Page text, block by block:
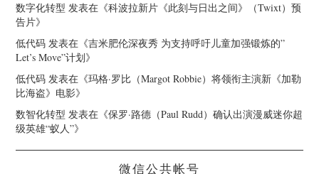
数字化转型 发表在《科波拉新片《此刻与日出之间》（Twixt）预
告片》
低代码 发表在《吉米肥伦深夜秀 为支持呼吁儿童加强锻炼的”
Let’s Move”计划》
低代码 发表在《玛格·罗比（Margot Robbie）将领衔主演新《加勒
比海盗》电影》
数智化转型 发表在《保罗·路德（Paul Rudd）确认出演漫威迷你超
级英雄“蚁人”》
微信公共帐号